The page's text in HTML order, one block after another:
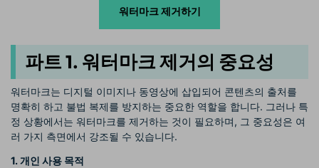
워터마크 제거하기
파트 1. 워터마크 제거의 중요성
워터마크는 디지털 이미지나 동영상에 삽입되어 콘텐츠의 출처를
명확히 하고 불법 복제를 방지하는 중요한 역할을 합니다. 그러나 특
정 상황에서는 워터마크를 제거하는 것이 필요하며, 그 중요성은 여
러 가지 측면에서 강조될 수 있습니다.
1. 개인 사용 목적